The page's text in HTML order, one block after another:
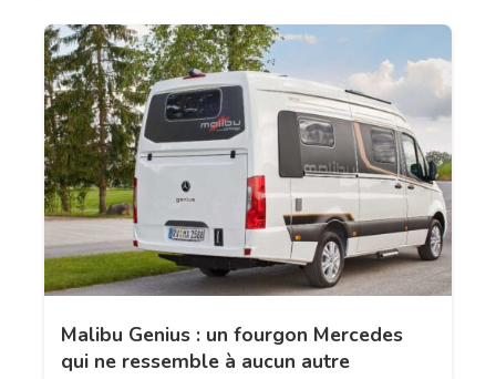
Malibu Genius : un fourgon Mercedes
qui ne ressemble à aucun autre